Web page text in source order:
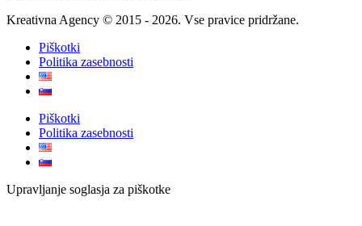
Kreativna Agency © 2015 - 2026. Vse pravice pridržane.
Piškotki
Politika zasebnosti
Piškotki
Politika zasebnosti
Upravljanje soglasja za piškotke